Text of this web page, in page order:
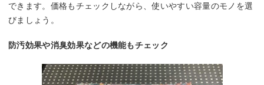
できます。価格もチェックしながら、使いやすい容量のモノを選
びましょう。
防汚効果や消臭効果などの機能もチェック